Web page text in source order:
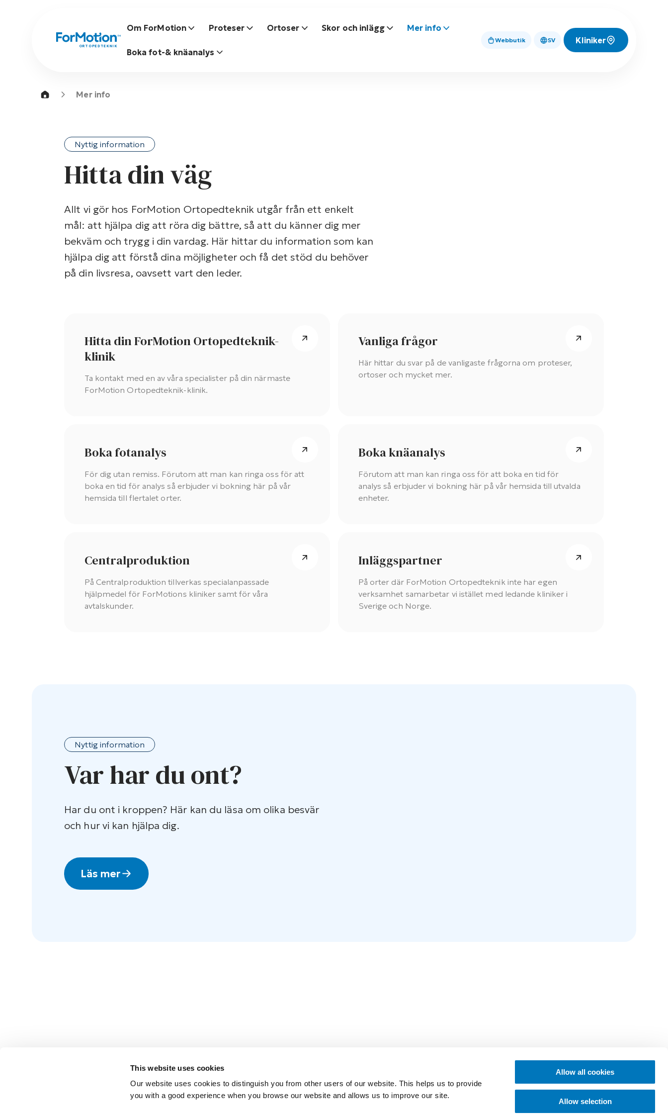
This website uses cookies
Our website uses cookies to distinguish you from other users of our website. This helps us to provide
you with a good experience when you browse our website and allows us to improve our site.
Allow all cookies
Allow selection
ORTOPEDTEKNIK
Om ForMotion Proteser Ortoser Skor och inlägg Mer info
Boka fot-& knäanalys
Webbutik SV Kliniker
Mer info
Nyttig information
Hitta din väg
Allt vi gör hos ForMotion Ortopedteknik utgår från ett enkelt
mål: att hjälpa dig att röra dig bättre, så att du känner dig mer
bekväm och trygg i din vardag. Här hittar du information som kan
hjälpa dig att förstå dina möjligheter och få det stöd du behöver
på din livsresa, oavsett vart den leder.
Hitta din ForMotion Ortopedteknik-
klinik
Ta kontakt med en av våra specialister på din närmaste
ForMotion Ortopedteknik-klinik.
Vanliga frågor
Här hittar du svar på de vanligaste frågorna om proteser,
ortoser och mycket mer.
Boka fotanalys
För dig utan remiss. Förutom att man kan ringa oss för att
boka en tid för analys så erbjuder vi bokning här på vår
hemsida till flertalet orter.
Boka knäanalys
Förutom att man kan ringa oss för att boka en tid för
analys så erbjuder vi bokning här på vår hemsida till utvalda
enheter.
Centralproduktion
På Centralproduktion tillverkas specialanpassade
hjälpmedel för ForMotions kliniker samt för våra
avtalskunder.
Inläggspartner
På orter där ForMotion Ortopedteknik inte har egen
verksamhet samarbetar vi istället med ledande kliniker i
Sverige och Norge.
Nyttig information
Var har du ont?
Har du ont i kroppen? Här kan du läsa om olika besvär
och hur vi kan hjälpa dig.
Läs mer